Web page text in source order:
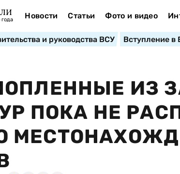
Новости Статьи Фото и видео
и руководства ВСУ Вступление в
ИЗ
ПОКА НЕ